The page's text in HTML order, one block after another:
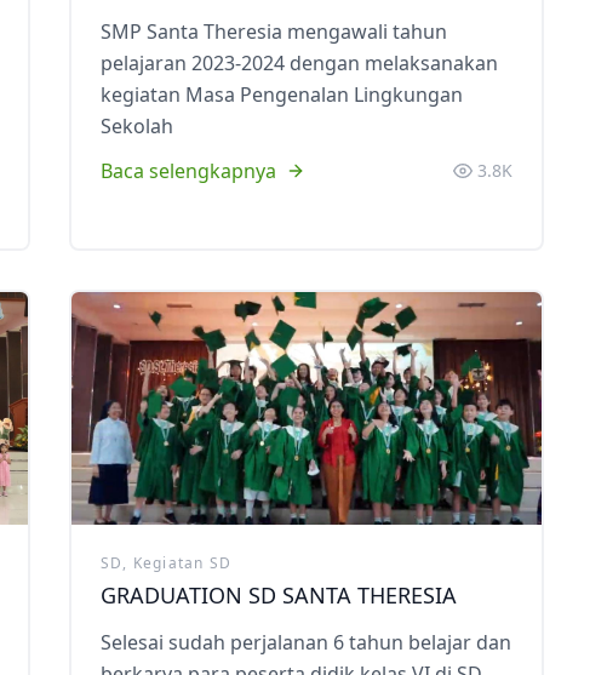
SMP Santa Theresia mengawali tahun
pelajaran 2023-2024 dengan melaksanakan
kegiatan Masa Pengenalan Lingkungan
Sekolah
Baca selengkapnya
3.8K
SD, Kegiatan SD
GRADUATION SD SANTA THERESIA
Selesai sudah perjalanan 6 tahun belajar dan